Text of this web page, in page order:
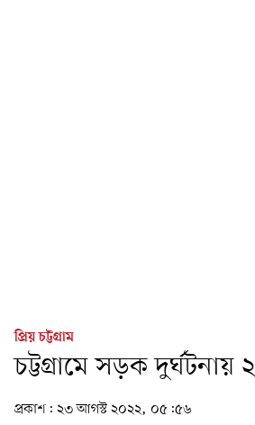
প্রিয় চট্টগ্রাম
চট্টগ্রামে সড়ক
প্রকাশ: ২৩ আগস্ট ২০২২, ০৫:৫৬